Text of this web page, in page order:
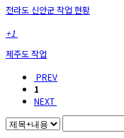
전라도 신안군 작업 현황
+1
제주도 작업
PREV
1
NEXT